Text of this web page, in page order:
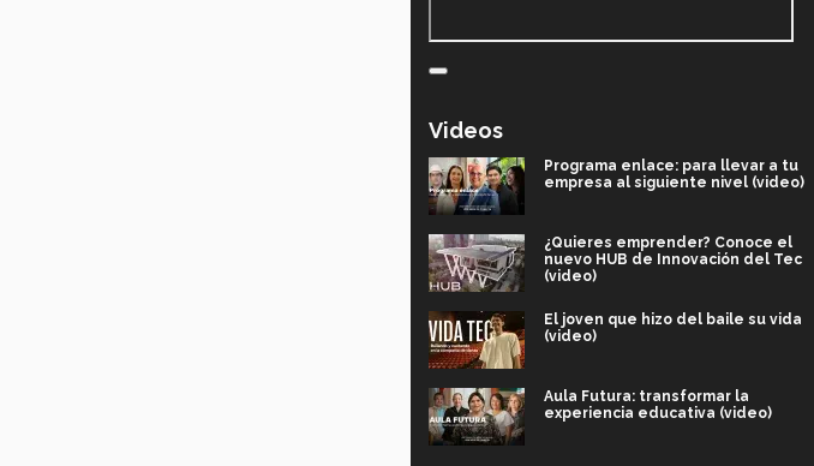
Videos
Programa enlace: para llevar a tu
empresa al siguiente nivel (video)
¿Quieres emprender? Conoce el
nuevo HUB de Innovación del Tec
(video)
El joven que hizo del baile su vida
(video)
Aula Futura: transformar la
experiencia educativa (video)